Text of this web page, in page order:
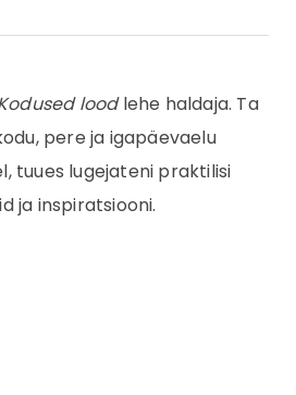
loodlehe haldaja. Ta
pere ja igapäevaelu
tuues lugejateni praktilisi
ja inspiratsiooni.